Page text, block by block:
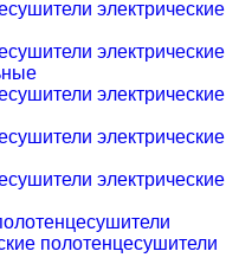
электрические
электрические
электрические
электрические
электрические
полотенцесушители